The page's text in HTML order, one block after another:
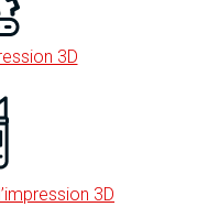
3D
3D